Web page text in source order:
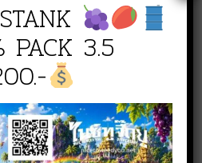
YOU สาขาตลาดพลู
PACK 3.5